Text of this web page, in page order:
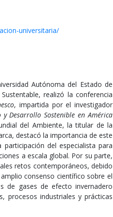
universitaria/
Autónoma del Estado de
realizó la conferencia
, impartida por el investigador
y Desarrollo Sostenible en América
del Ambiente, la titular de la
destacó la importancia de este
del especialista para
a escala global. Por su parte,
retos contemporáneos, debido
consenso científico sobre el
de gases de efecto invernadero
procesos industriales y prácticas